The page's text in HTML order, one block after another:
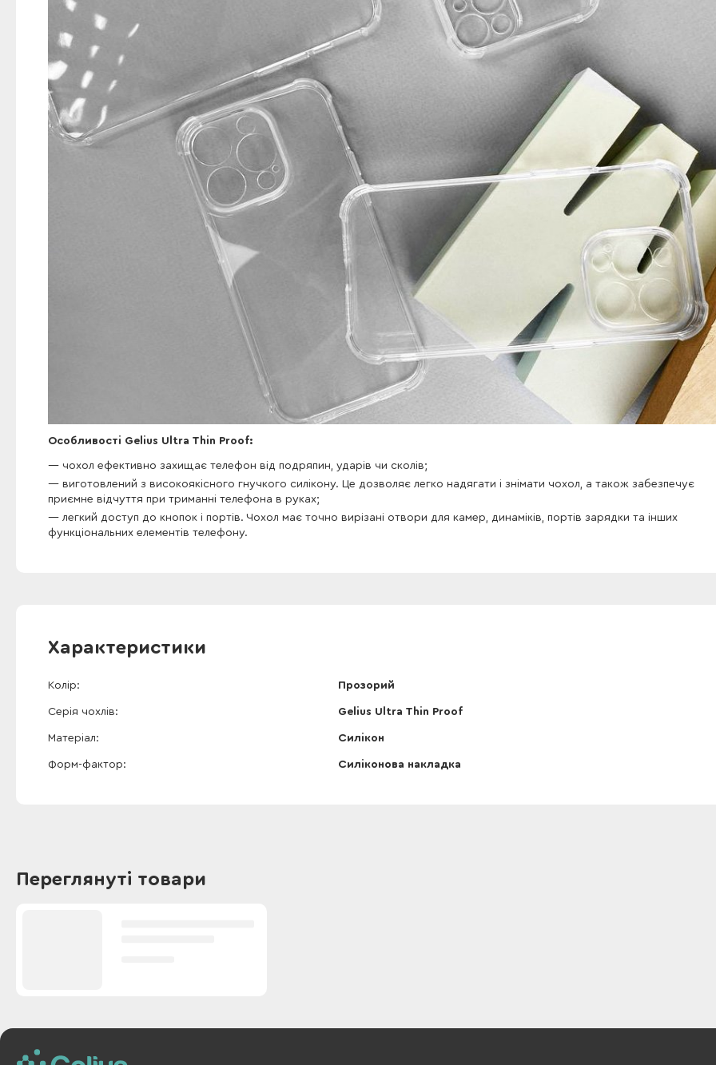
Особливості Gelius Ultra Thin Proof:
чохол ефективно захищає телефон від подряпин, ударів чи сколів;
виготовлений з високоякісного гнучкого силікону. Це дозволяє легко надягати і знімати чохол, а також забезпечує
приємне відчуття при триманні телефона в руках;
легкий доступ до кнопок і портів. Чохол має точно вирізані отвори для камер, динаміків, портів зарядки та інших
функціональних елементів телефону.
Характеристики
Колір Прозорий
Серія чохлів Gelius Ultra Thin Proof
Матеріал Силікон
Форм-фактор Силіконова накладка
Переглянуті товари